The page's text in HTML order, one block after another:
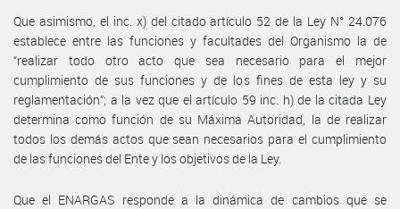
Que asimismo, el inc. x) del citado artículo 52 de la Ley N° 24.076
establece entre las funciones y facultades del Organismo la de
“realizar todo otro acto que sea necesario para el mejor
cumplimiento de sus funciones y de los fines de esta ley y su
reglamentación”; a la vez que el artículo 59 inc. h) de la citada Ley
determina como función de su Máxima Autoridad, la de realizar
todos los demás actos que sean necesarios para el cumplimiento
de las funciones del Ente y los objetivos de la Ley.
Que el ENARGAS responde a la dinámica de cambios que se